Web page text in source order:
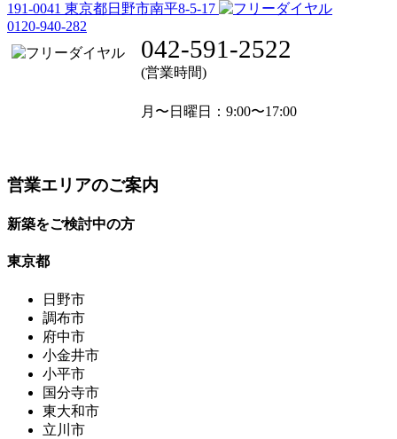
191-0041 東京都日野市南平8-5-17
0120-940-282
042-591-2522
(営業時間)
月〜日曜日 ：9:00〜17:00
営業エリアのご案内
新築をご検討中の方
東京都
日野市
調布市
府中市
小金井市
小平市
国分寺市
東大和市
立川市